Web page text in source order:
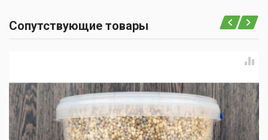
Сопутствующие товары